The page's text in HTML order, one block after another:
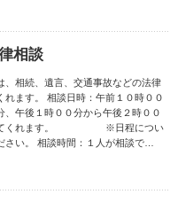
相談
、相続、遺言、交通事故などの法律
れます。 相談日時：午前１０時００
、午後１時００分から午後２時００
ってくれます。 ※日程につい
さい。 相談時間：１人が相談で…